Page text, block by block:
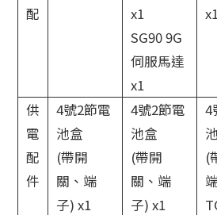
配
x1
SG90 9G
伺服馬達
x1
供
電
配
件
4號2節電
池盒
(帶開
關、端
子) x1
4號2節電
池盒
(帶開
關、端
子) x1
4
(